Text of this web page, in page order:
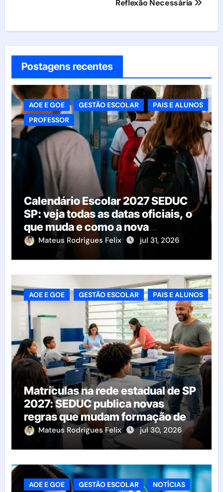
Reflexão Necessária
Postagens recentes
AOE E GOE GESTÃO ESCOLAR
PAIS E ALUNOS
PROFESSOR
Calendário Escolar 2027 SEDUC
SP: veja todas as datas oficiais, o
que muda e como a nova
resolução afeta as escolas
Mateus Rodrigues Felix jul 31, 2026
AOE E GOE GESTÃO ESCOLAR PAIS E ALUNOS
Matrículas na rede estadual de SP
2027: SEDUC publica novas
regras que mudam formação de
classes e transferências
Mateus Rodrigues Felix jul 30, 2026
AOE E GOE GESTÃO ESCOLAR
NOTÍCIAS